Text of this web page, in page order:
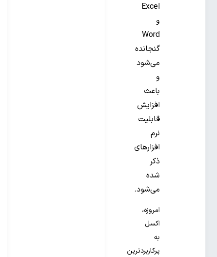
Excel
و
Word
گنجانده
می‌شود
و
باعث
افزایش
قابلیت
نرم
افزارهای
ذکر
شده
می‌شود.
امروزه،
اکسل
به
پرکاربردترین